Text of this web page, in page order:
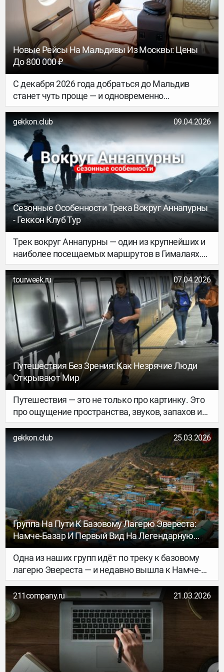
Новые Рейсы На Мальдивы Из Москвы: Цены
До 800 000 ₽
С декабря 2026 года добраться до Мальдив
станет чуть проще — и одновременно
интереснее. На маршрут выходит новая
авиакомпания с необычным форматом
перелётов, который уже называют «премиум, но
не совсем бизнес-класс».
gekkon.club 09.04.2026
Сезонные Особенности Трека Вокруг Аннапурны
- Геккон Клуб Тур
Трек вокруг Аннапурны — один из крупнейших и
наиболее посещаемых маршрутов в Гималаях.
Однако подготовка к треккингу включает не
только выбор одежды и маршрута, но и
понимание особенностей каждого времени года.
Опыт прохождения напрямую зависит от
сезонных условий, которые влияют на
доступность перевалов, состояние тропы и
комфорт движения. Пойти с нами на трек
&gt;&gt;&gt;
tourweek.ru 07.04.2026
Путешествия Без Зрения: Как Незрячие Люди
Открывают Мир
Путешествия — это не только про картинку. Это
про ощущение пространства, звуков, запахов и
эмоций. И именно поэтому люди с нарушением
зрения тоже путешествуют — часто глубоко,
осознанно и совсем иначе, чем мы привыкли.
gekkon.club 25.03.2026
Группа На Пути К Базовому Лагерю Эвереста:
Намче-Базар И Первый Вид На Легендарную
Вершину - Геккон Клуб Тур
Одна из наших групп идёт по треку к базовому
лагерю Эвереста — и недавно вышла к Намче-
Базару. Всё по плану, без спешки, в своём ритме.
211company.ru 21.03.2026